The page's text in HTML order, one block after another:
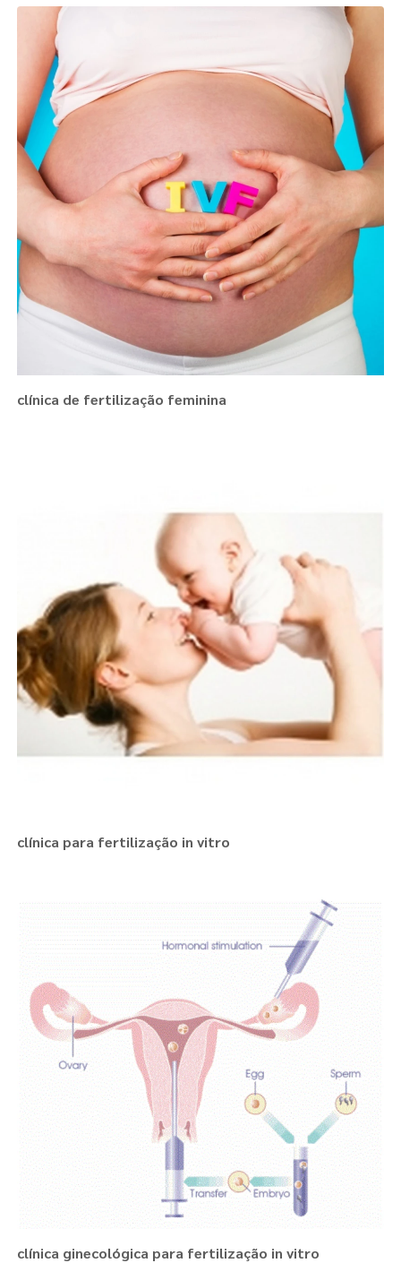
clínica de fertilização feminina
clínica para fertilização in vitro
clínica ginecológica para fertilização in vitro